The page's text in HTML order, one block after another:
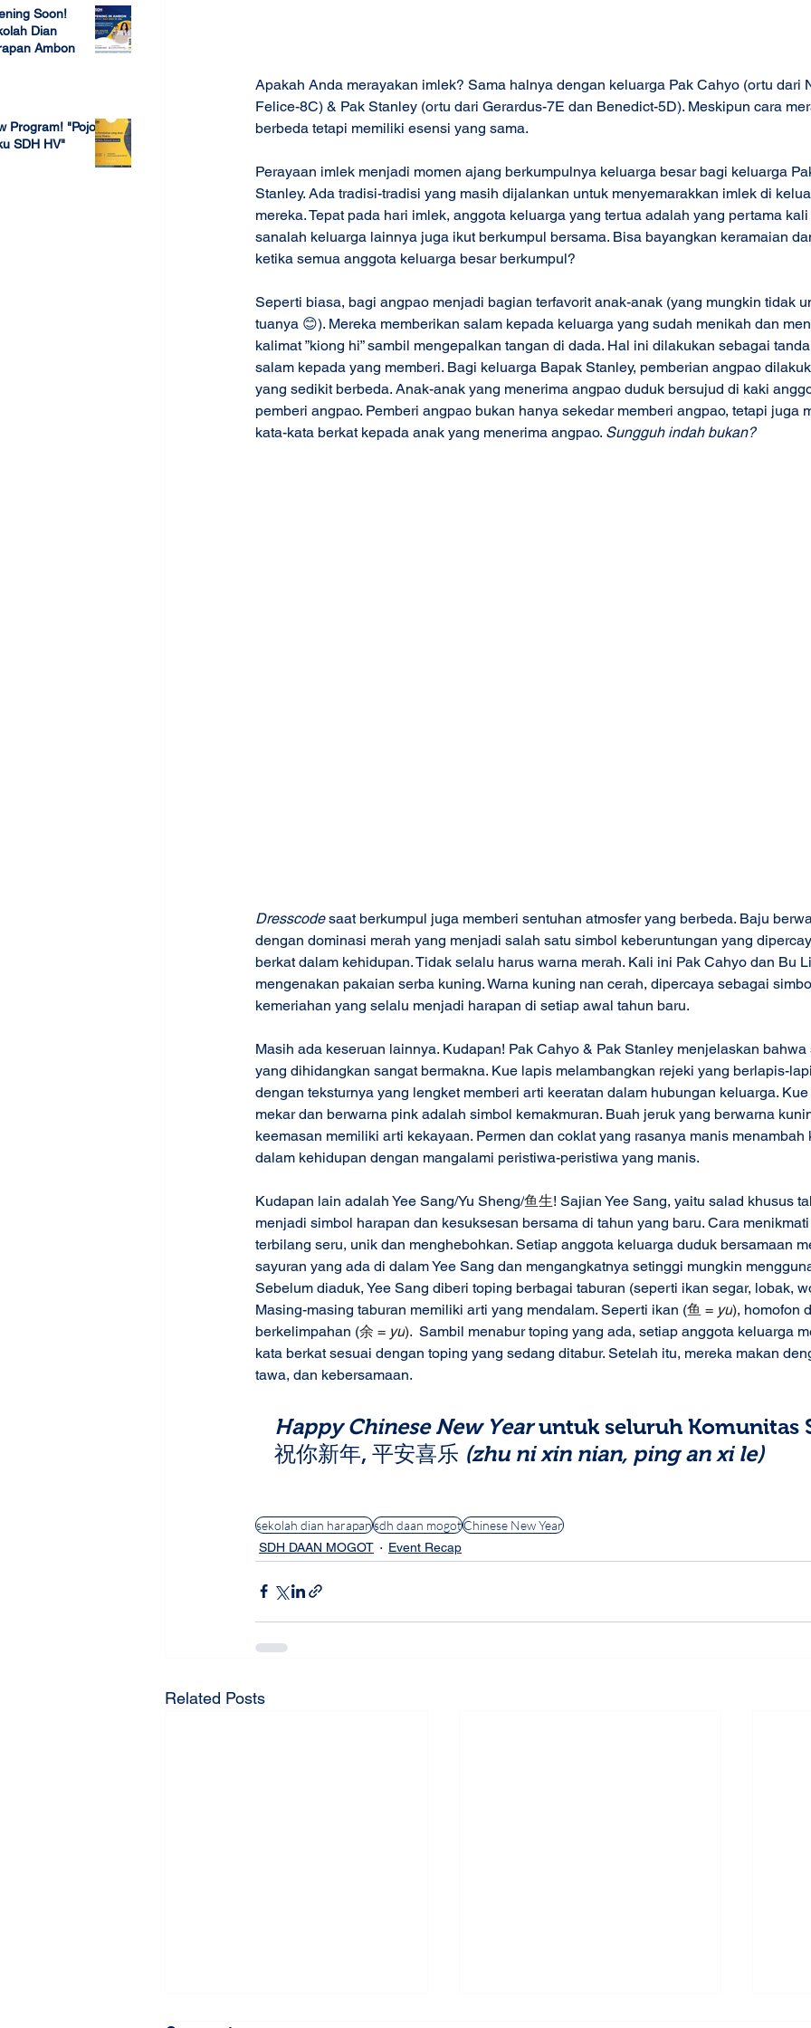
Soon!
Dian
Ambon
Program! "Pojok
SDH HV"
Apakah Anda merayakan imlek? Sama halnya dengan keluarga Pak Cahyo (ortu dari
Felice-8C) & Pak Stanley (ortu dari Gerardus-7E dan Benedict-5D). Meskipun cara
berbeda tetapi memiliki esensi yang sama.
Perayaan imlek menjadi momen ajang berkumpulnya keluarga besar bagi keluarga
Stanley. Ada tradisi-tradisi yang masih dijalankan untuk menyemarakkan imlek di
mereka. Tepat pada hari imlek, anggota keluarga yang tertua adalah yang pertama
sanalah keluarga lainnya juga ikut berkumpul bersama. Bisa bayangkan keramaian
ketika semua anggota keluarga besar berkumpul?
Seperti biasa, bagi angpao menjadi bagian terfavorit anak-anak (yang mungkin tidak
tuanya 😊). Mereka memberikan salam kepada keluarga yang sudah menikah dan
kalimat ”kiong hi” sambil mengepalkan tangan di dada. Hal ini dilakukan sebagai
salam kepada yang memberi. Bagi keluarga Bapak Stanley, pemberian angpao
yang sedikit berbeda. Anak-anak yang menerima angpao duduk bersujud di kaki
pemberi angpao. Pemberi angpao bukan hanya sekedar memberi angpao, tetapi juga
kata-kata berkat kepada anak yang menerima angpao. Sungguh indah bukan?
Dresscode saat berkumpul juga memberi sentuhan atmosfer yang berbeda. Baju
dengan dominasi merah yang menjadi salah satu simbol keberuntungan yang
berkat dalam kehidupan. Tidak selalu harus warna merah. Kali ini Pak Cahyo dan Bu
mengenakan pakaian serba kuning. Warna kuning nan cerah, dipercaya sebagai
kemeriahan yang selalu menjadi harapan di setiap awal tahun baru.
Masih ada keseruan lainnya. Kudapan! Pak Cahyo & Pak Stanley menjelaskan
yang dihidangkan sangat bermakna. Kue lapis melambangkan rejeki yang berlapis-
dengan teksturnya yang lengket memberi arti keeratan dalam hubungan keluarga.
mekar dan berwarna pink adalah simbol kemakmuran. Buah jeruk yang berwarna
keemasan memiliki arti kekayaan. Permen dan coklat yang rasanya manis menambah
dalam kehidupan dengan mangalami peristiwa-peristiwa yang manis.
Kudapan lain adalah Yee Sang/Yu Sheng/鱼生! Sajian Yee Sang, yaitu salad khusus
menjadi simbol harapan dan kesuksesan bersama di tahun yang baru. Cara menikmati
terbilang seru, unik dan menghebohkan. Setiap anggota keluarga duduk bersamaan
sayuran yang ada di dalam Yee Sang dan mengangkatnya setinggi mungkin
Sebelum diaduk, Yee Sang diberi toping berbagai taburan (seperti ikan segar, lobak,
Masing-masing taburan memiliki arti yang mendalam. Seperti ikan (鱼 = yu), homofon
berkelimpahan (余 = yu). Sambil menabur toping yang ada, setiap anggota keluarga
kata berkat sesuai dengan toping yang sedang ditabur. Setelah itu, mereka makan
tawa, dan kebersamaan.
Happy Chinese New Year untuk seluruh Komunitas
祝你新年, 平安喜乐 (zhu ni xin nian, ping an xi le)
sekolah dian harapansdh daan mogotChinese New Year
SDH DAAN MOGOT Event Recap
Related Posts